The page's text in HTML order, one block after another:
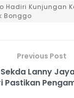
Hadiri Kunjungan
Bonggo
Previous Post
Lanny
Pastikan